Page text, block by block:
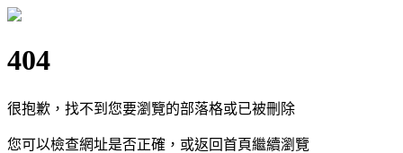
404
很抱歉，找不到您要瀏覽的部落格或已被刪除
您可以檢查網址是否正確，或返回首頁繼續瀏覽